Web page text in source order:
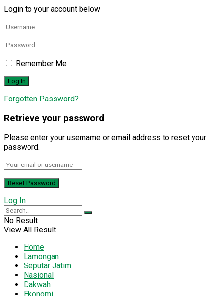
Login to your account below
Remember Me
Forgotten Password?
Retrieve your password
Please enter your username or email address to reset your
password.
Log In
No Result
View All Result
Home
Lamongan
Seputar Jatim
Nasional
Dakwah
Ekonomi